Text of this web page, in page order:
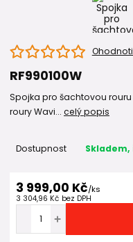
RF990100W
Spojka pro šachtovou
roury Wavi... celý popis
Dostupnost
3 999,00 Kč/ks
3 304,96 Kč bez DPH